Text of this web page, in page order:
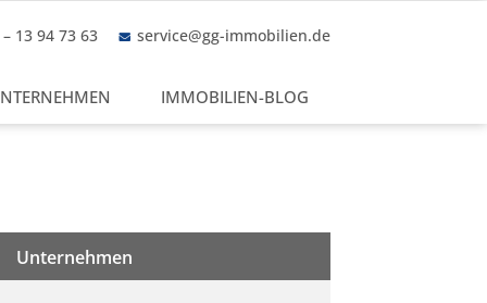
13 94 73 63 service@gg-immobilien.de
IMMOBILIEN-BLOG
Unternehmen